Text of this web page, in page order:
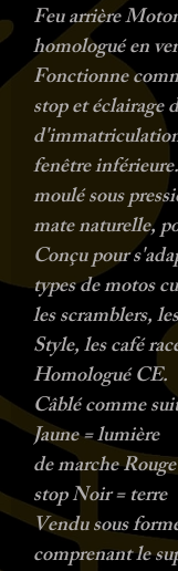
Feu arrière
homologué en
Fonctionne
stop et éclairage
fenêtre
moulé sous
mate naturelle,
Conçu pour
types de motos
les scramblers,
Style, les café
Homologué CE.
Câblé comme
Jaune = lumière
de marche
stop Noir = terre
Vendu sous
comprenant le